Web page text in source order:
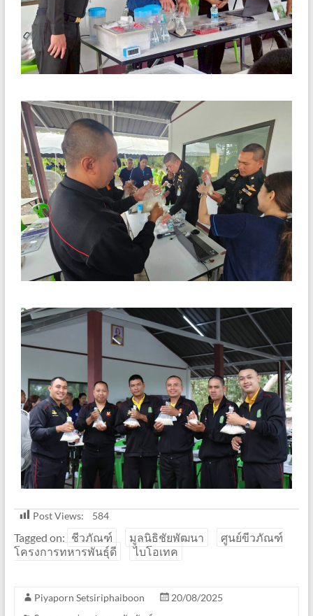
Post Views: 584
Tagged on: ชีวภัณฑ์ มูลนิธิชัยพัฒนา
ศูนย์ขีวภัณฑ์
โครงการทหารพันธุ์ดี
ไบโอเทค
Piyaporn Setsiriphaiboon
20/08/2025